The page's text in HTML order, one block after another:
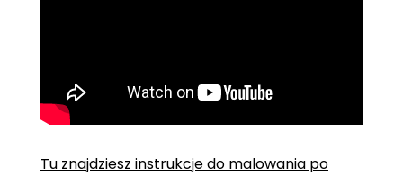
Tu znajdziesz instrukcje do malowania po